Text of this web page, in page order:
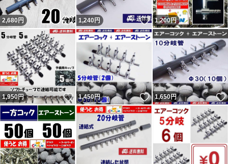
2,680円 いいね！
1,240円 いいね！
1,200円
1,950円 いいね！
1,450円 いいね！
1,650円